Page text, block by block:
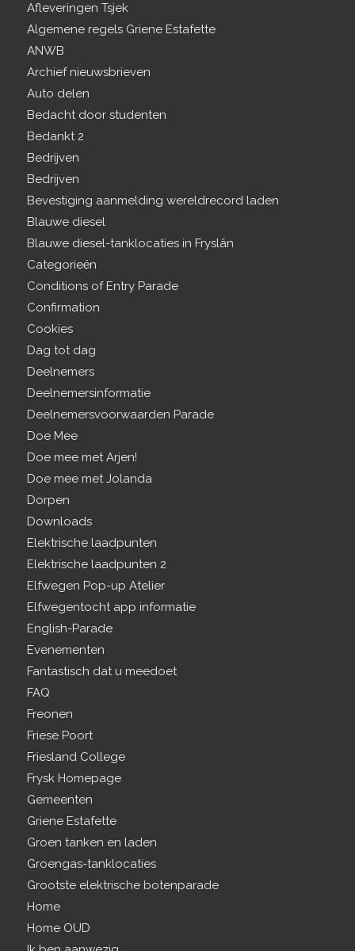
Afleveringen Tsjek
Algemene regels Griene Estafette
ANWB
Archief nieuwsbrieven
Auto delen
Bedacht door studenten
Bedankt 2
Bedrijven
Bedrijven
Bevestiging aanmelding wereldrecord laden
Blauwe diesel
Blauwe diesel-tanklocaties in Fryslân
Categorieën
Conditions of Entry Parade
Confirmation
Cookies
Dag tot dag
Deelnemers
Deelnemersinformatie
Deelnemersvoorwaarden Parade
Doe Mee
Doe mee met Arjen!
Doe mee met Jolanda
Dorpen
Downloads
Elektrische laadpunten
Elektrische laadpunten 2
Elfwegen Pop-up Atelier
Elfwegentocht app informatie
English-Parade
Evenementen
Fantastisch dat u meedoet
FAQ
Freonen
Friese Poort
Friesland College
Frysk Homepage
Gemeenten
Griene Estafette
Groen tanken en laden
Groengas-tanklocaties
Grootste elektrische botenparade
Home
Home OUD